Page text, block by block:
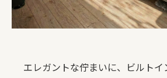
エレガントな佇まいに、ビルト